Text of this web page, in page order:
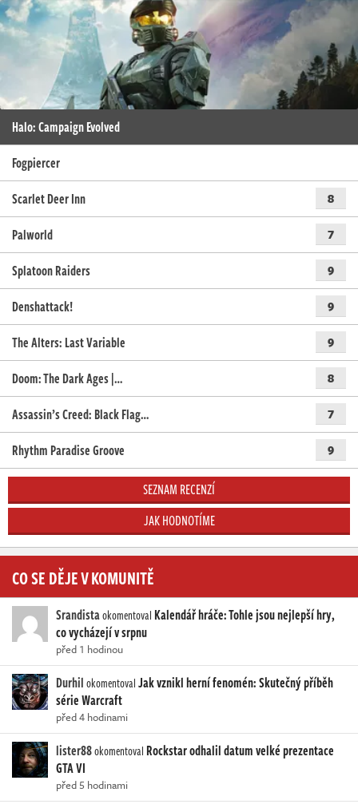
Halo: Campaign Evolved
Fogpiercer
Scarlet Deer Inn
8
Palworld 7
Splatoon Raiders 9
Denshattack! 9
The Alters: Last Variable 9
Doom: The Dark Ages |… 8
Assassin’s Creed: Black Flag… 7
Rhythm Paradise Groove 9
SEZNAM RECENZÍ
JAK HODNOTÍME
CO SE DĚJE V KOMUNITĚ
Srandistaokomentoval Kalendář hráče: Tohle jsou nejlepší hry,
co vycházejí v srpnu
před 1 hodinou
DurhilokomentovalJak vznikl herní fenomén: Skutečný příběh
série Warcraft
před 4 hodinami
lister88okomentoval Rockstar odhalil datum velké prezentace
GTA VI
před 5 hodinami